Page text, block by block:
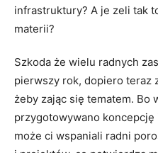
infrastruktury? A je zeli tak
materii?
Szkoda że wielu radnych
pierwszy rok, dopiero teraz
żeby zając się tematem. Bo
przygotowywano koncepcję
może ci wspaniali radni